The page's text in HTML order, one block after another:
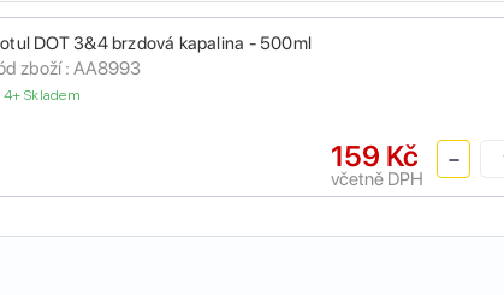
DOT 3&4 brzdová kapalina - 500ml
zboží : AA8993
4+ Skladem
159 Kč
včetně DPH